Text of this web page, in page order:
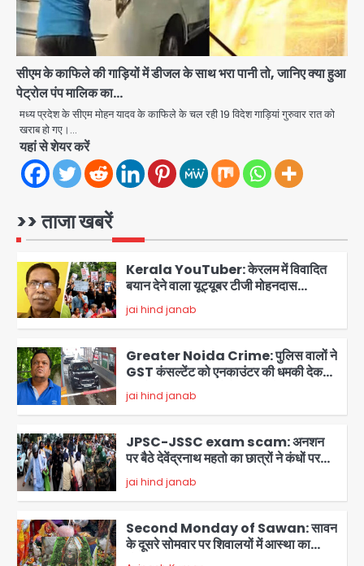
सीएम के काफिले की गाड़ियों में डीजल के साथ भरा पानी तो, जानिए क्या हुआ
पेट्रोल पंप मालिक का…
मध्य प्रदेश के सीएम मोहन यादव के काफिले के चल रही 19 विदेश गाड़ियां गुरुवार रात को
खराब हो गए।…
यहां से शेयर करें
>> ताजा खबरें
4
JPSC-JSSC exam scam: अनशन
पर बैठे देवेंद्रनाथ महतो का छात्रों ने कंधों पर
निकाला विधानसभा घेराव मार्च
jai hind janab
5
के दूसरे सोमवार पर शिवालयों में आस्था का
1
Noida News: नोएडा के 350 किसानों के
2
Kerala YouTuber: केरलम में विवादित
बयान देने वाला यूट्यूबर टीजी मोहनदास
गिरफ्तार, डिजिटल डिवाइस जब्त; जंतर-मंतर
प्रदर्शनकारियों पर की थी आपत्तिजनक टिप्पणी
jai hind janab
3
Greater Noida Crime: पुलिस वालों ने
GST कंसल्टेंट को एनकाउंटर की धमकी देकर
वसूले ₹29 लाख, मामले में FIR दर्ज
jai hind janab
4
JPSC-JSSC exam scam: अनशन
पर बैठे देवेंद्रनाथ महतो का छात्रों ने कंधों पर
निकाला विधानसभा घेराव मार्च
jai hind janab
Second Monday of Sawan: सावन
के दूसरे सोमवार पर शिवालयों में आस्था का
सैलाब